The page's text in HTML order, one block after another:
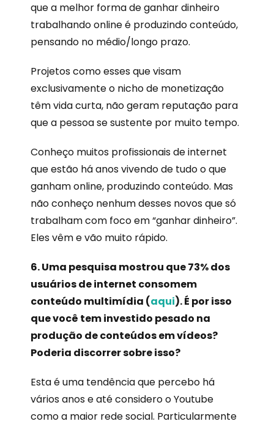
que a melhor forma de ganhar dinheiro
trabalhando online é produzindo conteúdo,
pensando no médio/longo prazo.
Projetos como esses que visam
exclusivamente o nicho de monetização
têm vida curta, não geram reputação para
que a pessoa se sustente por muito tempo.
Conheço muitos profissionais de internet
que estão há anos vivendo de tudo o que
ganham online, produzindo conteúdo. Mas
não conheço nenhum desses novos que só
trabalham com foco em “ganhar dinheiro”.
Eles vêm e vão muito rápido.
6. Uma pesquisa mostrou que 73% dos
usuários de internet consomem
conteúdo multimídia (aqui). É por isso
que você tem investido pesado na
produção de conteúdos em vídeos?
Poderia discorrer sobre isso?
Esta é uma tendência que percebo há
vários anos e até considero o Youtube
como a maior rede social. Particularmente